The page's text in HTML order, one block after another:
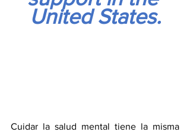
United States.
Cuidar la salud mental tiene la misma